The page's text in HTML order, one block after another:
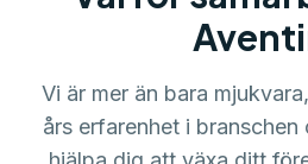
Vi är mer än bara
års erfarenhet i